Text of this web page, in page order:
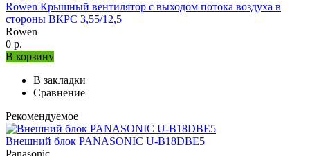
Rowen Крышный вентилятор с выходом потока воздуха в
стороны ВКРС 3,55/12,5
Rowen
0 р.
В корзину
В закладки
Сравнение
Рекомендуемое
Внешний блок PANASONIC U-B18DBE5
Panasonic